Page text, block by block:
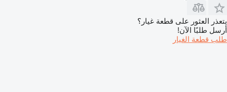
يتعذر العثور على قطعة غيار؟
أرسل طلبًا الآن!
طلب قطعة الغيار